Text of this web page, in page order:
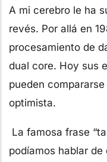
A mi cerebro le ha
revés. Por allá en
procesamiento de
dual core. Hoy sus
pueden
optimista.
La famosa frase
podíamos hablar de